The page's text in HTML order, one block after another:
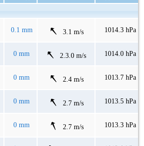
0.1 mm 3.1 m/s 1014.3 hPa
0 mm 2.3.0 m/s 1014.0 hPa
0 mm 2.4 m/s 1013.7 hPa
0 mm 2.7 m/s 1013.5 hPa
0 mm 2.7 m/s 1013.3 hPa